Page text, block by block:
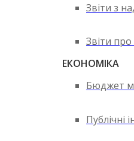
Звіти з
Звіти
ЕКОНОМІКА
Бюджет
Публічні